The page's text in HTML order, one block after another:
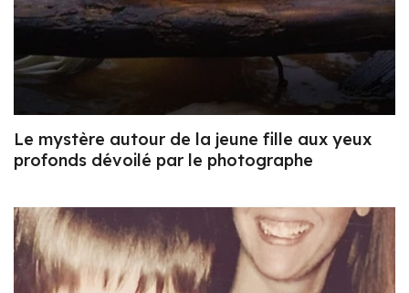
Le mystère autour de la jeune fille aux yeux
profonds dévoilé par le photographe